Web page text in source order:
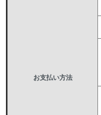
お支払い方法